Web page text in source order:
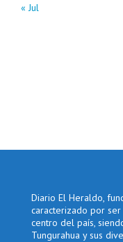
« Jul
Diario El Heraldo,
caracterizado por
centro del país,
Tungurahua y sus